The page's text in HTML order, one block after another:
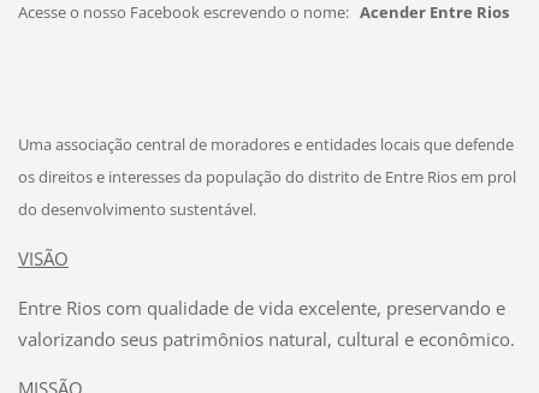
Acesse o nosso Facebook escrevendo o nome: Acender Entre Rios
Uma associação central de moradores e entidades locais que defende
os direitos e interesses da população do distrito de Entre Rios em prol
do desenvolvimento sustentável.
VISÃO
Entre Rios com qualidade de vida excelente, preservando e
valorizando seus patrimônios natural, cultural e econômico.